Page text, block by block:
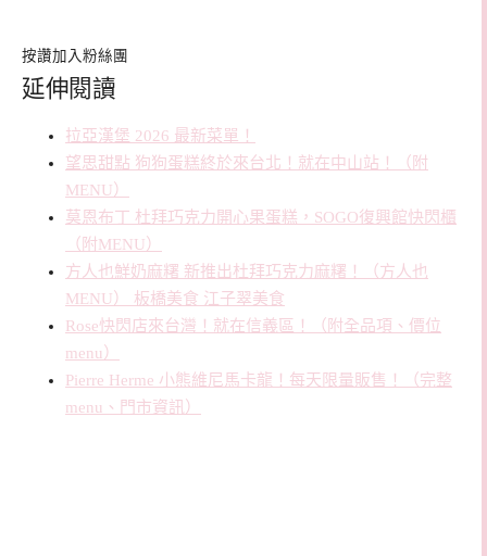
按讚加入粉絲團
延伸閱讀
拉亞漢堡 2026 最新菜單！
望思甜點 狗狗蛋糕終於來台北！就在中山站！（附
MENU）
莫恩布丁 杜拜巧克力開心果蛋糕，SOGO復興館快閃櫃
（附MENU）
方人也鮮奶麻糬 新推出杜拜巧克力麻糬！（方人也
MENU） 板橋美食 江子翠美食
Rose快閃店來台灣！就在信義區！（附全品項、價位
menu）
Pierre Herme 小熊維尼馬卡龍！每天限量販售！（完整
menu、門市資訊）